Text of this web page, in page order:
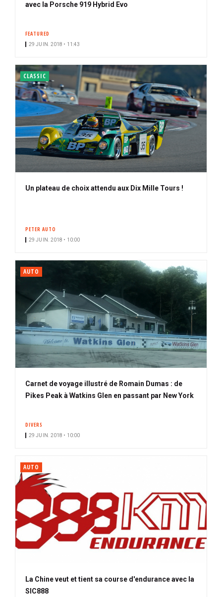
avec la Porsche 919 Hybrid Evo
FEATURED
29 JUIN. 2018 • 11:43
CLASSIC
Un plateau de choix attendu aux Dix Mille Tours !
PETER AUTO
29 JUIN. 2018 • 10:00
AUTO
Carnet de voyage illustré de Romain Dumas : de
Pikes Peak à Watkins Glen en passant par New York
DIVERS
29 JUIN. 2018 • 10:00
AUTO
La Chine veut et tient sa course d'endurance avec la
SIC888